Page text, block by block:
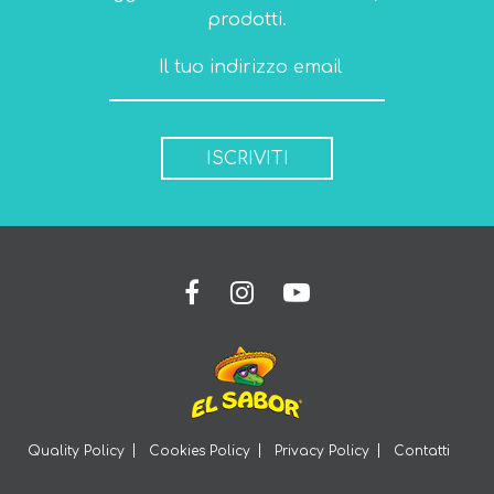
prodotti.
ISCRIVITI
Quality Policy Cookies Policy Privacy Policy Contatti